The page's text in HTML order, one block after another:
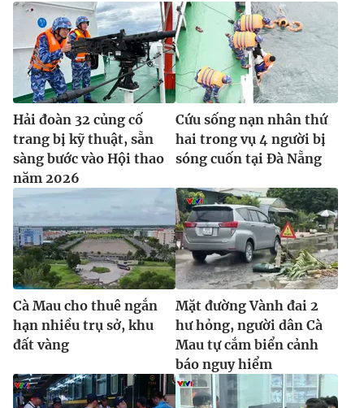
Hải đoàn 32 củng cố
trang bị kỹ thuật, sẵn
sàng bước vào Hội thao
năm 2026
Cứu sống nạn nhân thứ
hai trong vụ 4 người bị
sóng cuốn tại Đà Nẵng
Cà Mau cho thuê ngắn
hạn nhiều trụ sở, khu
đất vàng
Mặt đường Vành đai 2
hư hỏng, người dân Cà
Mau tự cắm biển cảnh
báo nguy hiểm